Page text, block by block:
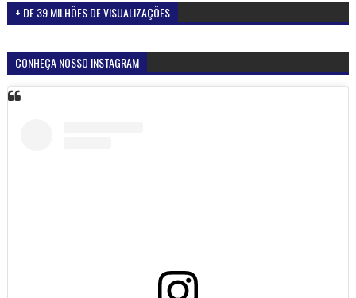
+ DE 39 MILHÕES DE VISUALIZAÇÕES
CONHEÇA NOSSO INSTAGRAM